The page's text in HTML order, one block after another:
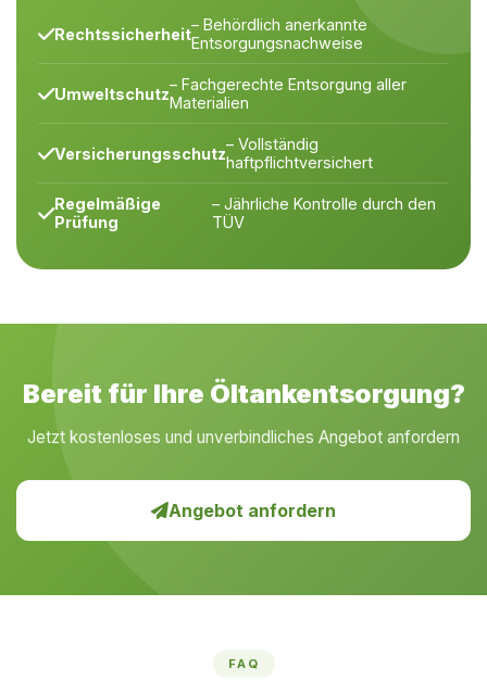
Rechtssicherheit– Behördlich anerkannte
Entsorgungsnachweise
Umweltschutz– Fachgerechte Entsorgung aller
Materialien
Versicherungsschutz– Vollständig
haftpflichtversichert
Regelmäßige
Prüfung
– Jährliche Kontrolle durch den
TÜV
Bereit für Ihre Öltankentsorgung?
Jetzt kostenloses und unverbindliches Angebot anfordern
Angebot anfordern
FAQ